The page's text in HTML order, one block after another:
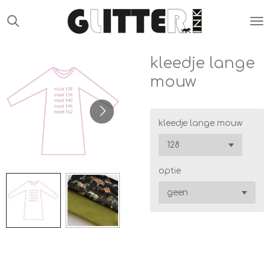
direct
kleedje lange
mouw
kleedje lange mouw
optie